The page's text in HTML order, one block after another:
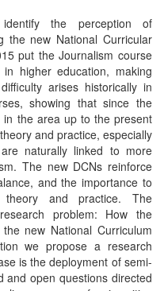
the perception of
the new National Curricular
put the Journalism course
higher education, making
arises historically in
showing that since the
the area up to the present
and practice, especially
naturally linked to more
The new DCNs reinforce
and the importance to
and practice. The
problem: How the
new National Curriculum
we propose a research
is the deployment of semi-
and open questions directed